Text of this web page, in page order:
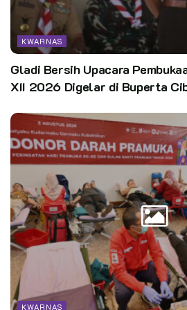
Logo Jambore Nasional XI
paling lambat tanggal 15
email:
Hasil seleksi akan diumumkan
media Kwarnas;
Sedangkan ketentuan Lomba Logo
Jambore Dunia ke-25 Tahun 2023 di
sebagai berikut:
Bentuk Logo Kontingen seperti
25 di Korea, Agustus 2023
Mencerminkan Nuansa
KWARNAS
Gladi Bersih Upacara
XII 2026 Digelar di Buperta
KWARNAS